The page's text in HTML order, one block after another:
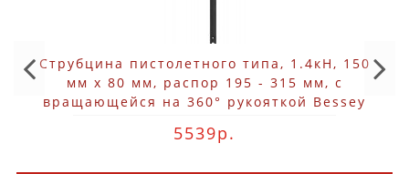
Струбцина пистолетного типа, 1.4кН, 150
мм x 80 мм, распор 195 - 315 мм, с
вращающейся на 360° рукояткой Bessey
5539р.